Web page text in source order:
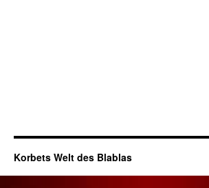
Korbets Welt des Blablas